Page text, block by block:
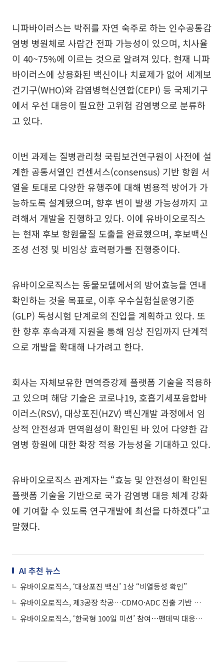
니파바이러스는 박쥐를 자연 숙주로 하는 인수공통감
염병 병원체로 사람간 전파 가능성이 있으며, 치사율
이 40~75%에 이르는 것으로 알려져 있다. 현재 니파
바이러스에 상용화된 백신이나 치료제가 없어 세계보
건기구(WHO)와 감염병혁신연합(CEPI) 등 국제기구
에서 우선 대응이 필요한 고위험 감염병으로 분류하
고 있다.
이번 과제는 질병관리청 국립보건연구원이 사전에 설
계한 공통서열인 컨센서스(consensus) 기반 항원 서
열을 토대로 다양한 유행주에 대해 범용적 방어가 가
능하도록 설계됐으며, 향후 변이 발생 가능성까지 고
려해서 개발을 진행하고 있다. 이에 유바이오로직스
는 현재 후보 항원물질 도출을 완료했으며, 후보백신
조성 선정 및 비임상 효력평가를 진행중이다.
유바이오로직스는 동물모델에서의 방어효능을 연내
확인하는 것을 목표로, 이후 우수실험실운영기준
(GLP) 독성시험 단계로의 진입을 계획하고 있다. 또
한 향후 후속과제 지원을 통해 임상 진입까지 단계적
으로 개발을 확대해 나가려고 한다.
회사는 자체보유한 면역증강제 플랫폼 기술을 적용하
고 있으며 해당 기술은 코로나19, 호흡기세포융합바
이러스(RSV), 대상포진(HZV) 백신개발 과정에서 임
상적 안전성과 면역원성이 확인된 바 있어 다양한 감
염병 항원에 대한 확장 적용 가능성을 기대하고 있다.
유바이오로직스 관계자는 “효능 및 안전성이 확인된
플랫폼 기술을 기반으로 국가 감염병 대응 체계 강화
에 기여할 수 있도록 연구개발에 최선을 다하겠다”고
말했다.
AI 추천 뉴스
유바이오로직스, ‘대상포진 백신’ 1상 “비열등성 확인”
유바이오로직스, 제3공장 착공…CDMO·ADC 진출 기반 마련
유바이오로직스, ‘한국형 100일 미션’ 참여⋯팬데믹 대응 협력 강화